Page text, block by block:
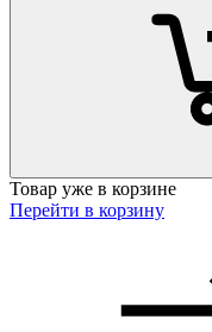
Товар уже в корзине
Перейти в корзину